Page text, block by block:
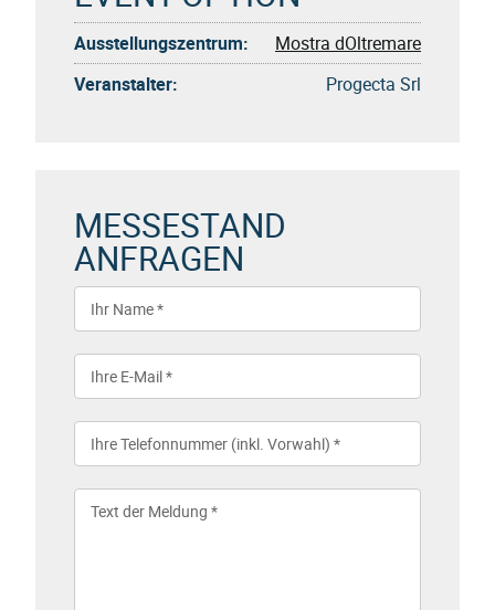
Ausstellungszentrum:
Mostra dOltremare
Veranstalter:
Progecta Srl
MESSESTAND
ANFRAGEN